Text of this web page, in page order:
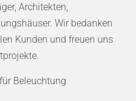
Architekten,
Wir bedanken
Kunden und freuen uns